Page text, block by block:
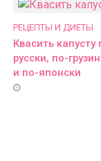
РЕЦЕПТЫ И ДИЕТЫ
Квасить капусту
русски, по-
и по-японски